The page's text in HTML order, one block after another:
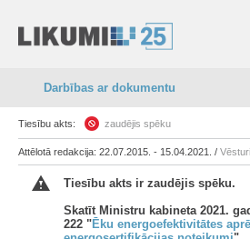
Darbības ar dokumentu
Tiesību akts: zaudējis spēku
Attēlotā redakcija: 22.07.2015. - 15.04.2021. /
Tiesību akts ir zaudējis spēku.
Skatīt Ministru kabineta 2021.
222 "Ēku energoefektivitātes